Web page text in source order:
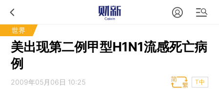
世界
美出现第二例甲型H1N1流感死亡病
例
2009年05月06日 10:25 T中